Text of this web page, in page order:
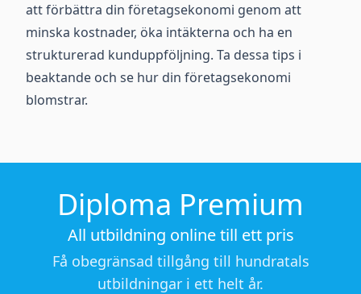
att förbättra din företagsekonomi genom att
minska kostnader, öka intäkterna och ha en
strukturerad kunduppföljning. Ta dessa tips i
beaktande och se hur din företagsekonomi
blomstrar.
Diploma Premium
All utbildning online till ett pris
Få obegränsad tillgång till hundratals
utbildningar i ett helt år.